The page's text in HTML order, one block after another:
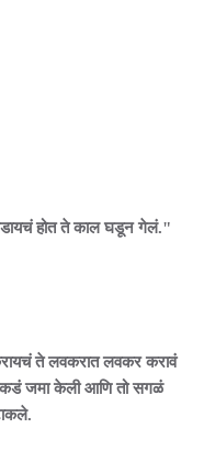
होत ते काल घडून गेलं."
ते लवकरात लवकर करावं
जमा केली आणि तो सगळं